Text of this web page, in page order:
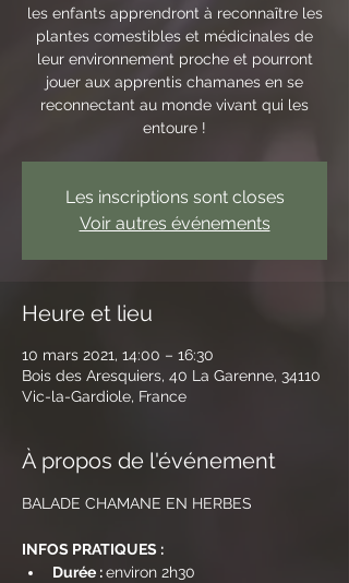
les enfants apprendront à reconnaître les
plantes comestibles et médicinales de
leur environnement proche et pourront
jouer aux apprentis chamanes en se
reconnectant au monde vivant qui les
entoure !
Les inscriptions sont closes
Voir autres événements
Heure et lieu
10 mars 2021, 14:00 – 16:30
Bois des Aresquiers, 40 La Garenne, 34110
Vic-la-Gardiole, France
À propos de l'événement
BALADE CHAMANE EN HERBES
INFOS PRATIQUES :
Durée : environ 2h30